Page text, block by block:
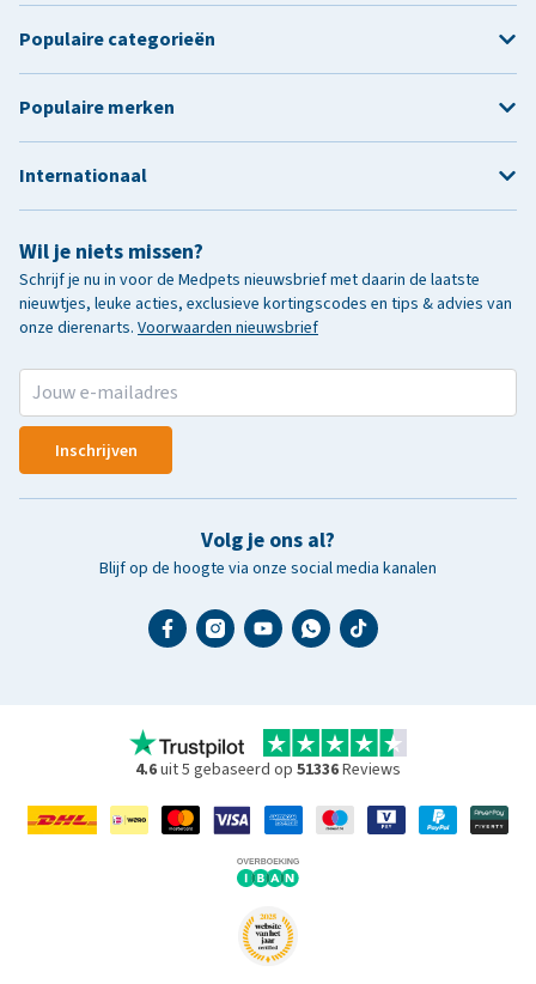
Wil je niets missen?
Schrijf je nu in voor de Medpets nieuwsbrief met daarin de laatste
nieuwtjes, leuke acties, exclusieve kortingscodes en tips & advies van
onze dierenarts. Voorwaarden nieuwsbrief
Inschrijven
Volg je ons al?
Blijf op de hoogte via onze social media kanalen
Populaire categorieën
Populaire merken
Internationaal
4.6uit 5 gebaseerd op 51336Reviews